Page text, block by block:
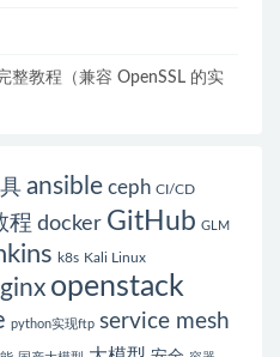
整教程（兼容 OpenSSL 的实
ansible ceph CI/CD
程 docker GitHub GLM
k8s Kali Linux
openstack
python实现ftp service mesh